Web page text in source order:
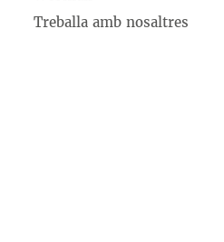
Treballa amb nosaltres